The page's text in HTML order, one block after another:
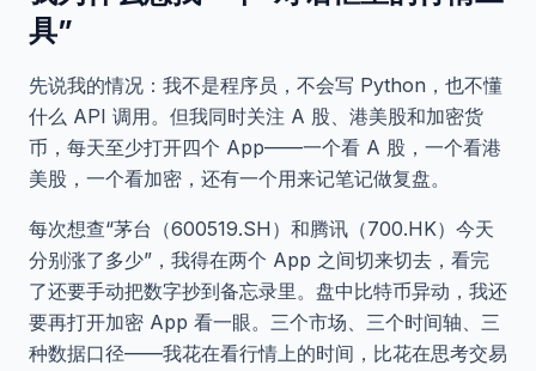
具”
先说我的情况：我不是程序员，不会写 Python，也不懂
什么 API 调用。但我同时关注 A 股、港美股和加密货
币，每天至少打开四个 App——一个看 A 股，一个看港
美股，一个看加密，还有一个用来记笔记做复盘。
每次想查“茅台（600519.SH）和腾讯（700.HK）今天
分别涨了多少”，我得在两个 App 之间切来切去，看完
了还要手动把数字抄到备忘录里。盘中比特币异动，我还
要再打开加密 App 看一眼。三个市场、三个时间轴、三
种数据口径——我花在看行情上的时间，比花在思考交易